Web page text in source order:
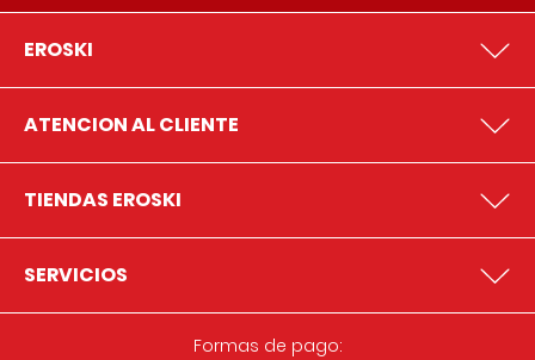
EROSKI
ATENCION AL CLIENTE
TIENDAS EROSKI
SERVICIOS
Formas de pago: